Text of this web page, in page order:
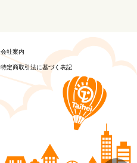
会社案内
特定商取引法に基づく表記